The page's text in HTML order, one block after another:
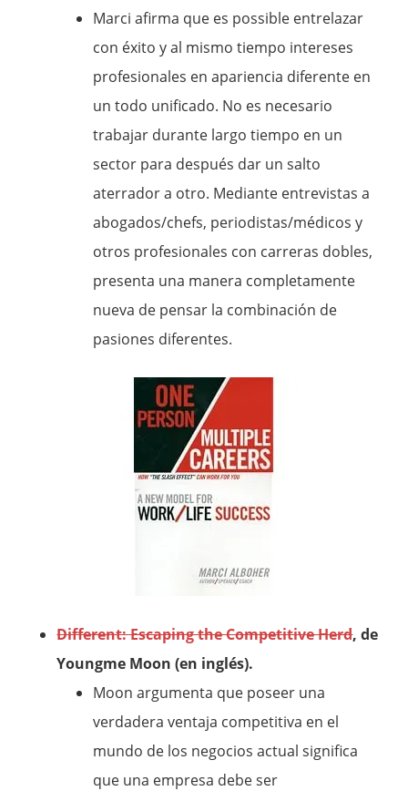
Marci afirma que es possible entrelazar
con éxito y al mismo tiempo intereses
profesionales en apariencia diferente en
un todo unificado. No es necesario
trabajar durante largo tiempo en un
sector para después dar un salto
aterrador a otro. Mediante entrevistas a
abogados/chefs, periodistas/médicos y
otros profesionales con carreras dobles,
presenta una manera completamente
nueva de pensar la combinación de
pasiones diferentes.
Different: Escaping the Competitive Herd, de
Youngme Moon (en inglés).
Moon argumenta que poseer una
verdadera ventaja competitiva en el
mundo de los negocios actual significa
que una empresa debe ser